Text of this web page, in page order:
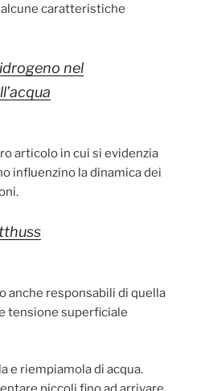
caratteristiche
nel
articolo in cui si evidenzia
influenzino la dinamica dei
anche responsabili di quella
tensione superficiale
e riempiamola di acqua.